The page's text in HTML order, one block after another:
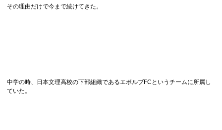
その理由だけで今まで続けてきた。
中学の時、日本文理高校の下部組織であるエボルブFCというチームに所属し
ていた。